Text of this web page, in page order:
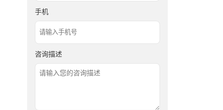
手机
咨询描述